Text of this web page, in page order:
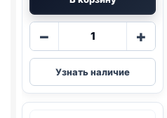
−
Количество
Pro
Plan
сух.
+
Узнать наличие